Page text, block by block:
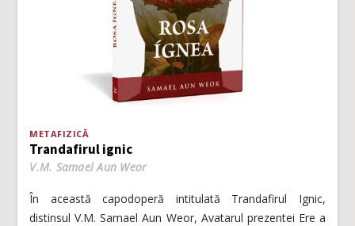
METAFIZICĂ
Trandafirul ignic
V.M. Samael Aun Weor
În această capodoperă intitulată Trandafirul Ignic,
distinsul V.M. Samael Aun Weor, Avatarul prezentei Ere a